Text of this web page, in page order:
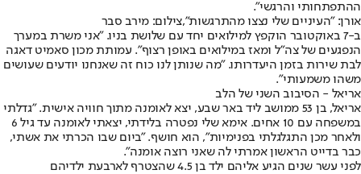
ההתפתחותי והרגשי".
אורן: "העיניים שלי נצצו מהתרגשות",צילום: מירב סבר
ב-7 באוקטובר הוקפץ למילואים יחד עם שלושת בניו. "אני משרת במערך
הנפגעים של צה"ל ומאז במילואים באופן רצוף". עמותת מכון סאמיט דאגה
לבת שירות בזמן היעדרותו. "מה שנותן לנו כוח זה שאנחנו יודעים שעושים
משהו משמעותי".
אריאל - הסיבוב השני של הלב
אריאל, בן 53 ממושב ליד באר שבע, יצא לאומנה מתוך חוויה אישית. "גדלתי
במשפחה עם 10 אחים. אימא שלי נפטרה בלידתי, יצאתי לאומנה עד גיל 6
ולאחר מכן התגלגלתי בפנימיות", הוא חושף. "ביום שבו הכרתי את אשתי,
כבר בדייט הראשון אמרתי לה שאני רוצה אומנה".
לפני עשר שנים הגיע אליהם ילד בן 4.5 שהצטרף לארבעת ילדיהם